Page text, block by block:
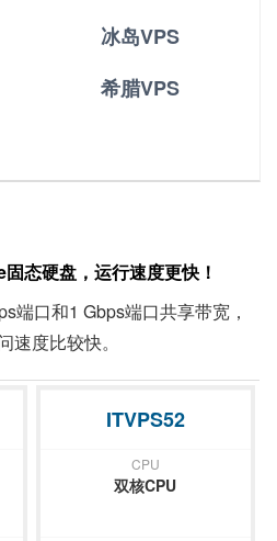
冰岛VPS
希腊VPS
态硬盘，运行速度更快！
端口和1 Gbps端口共享带宽，
度比较快。
ITVPS52
CPU
双核CPU